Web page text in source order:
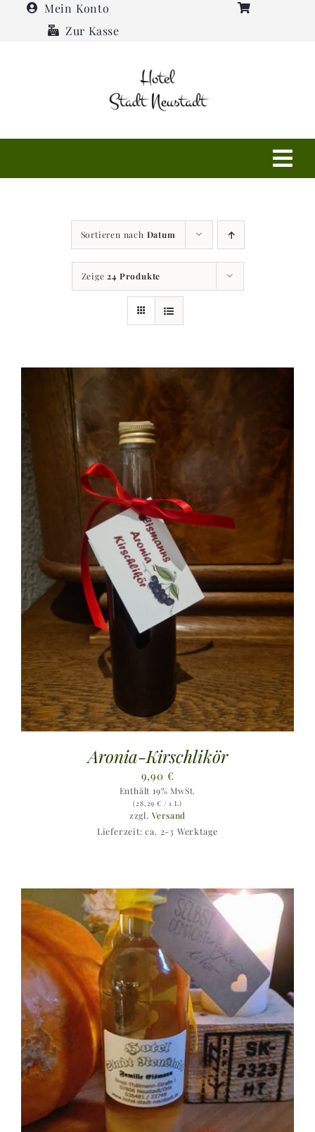
Mein Konto
Zur Kasse
Restaurant
Sortieren nach Datum
Zeige 24 Produkte
Aronia-Kirschlikör
9,90 €
Enthält 19% MwSt.
(28,29€ / 1 L)
zzgl. Versand
Lieferzeit: ca. 2-3 Werktage